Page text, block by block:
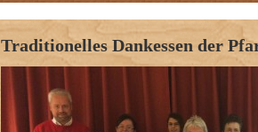
Traditionelles Dankessen der